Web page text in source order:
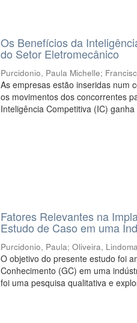
Os Benefícios da
do Setor Eletromecânico
Purcidonio, Paula Michelle;
As empresas estão inseridas num
os movimentos dos concorrentes
Inteligência Competitiva (IC) ganha
Fatores Relevantes na
Estudo de Caso em uma
Purcidonio, Paula;Oliveira,
O objetivo do presente estudo foi
Conhecimento (GC) em uma
foi uma pesquisa qualitativa e